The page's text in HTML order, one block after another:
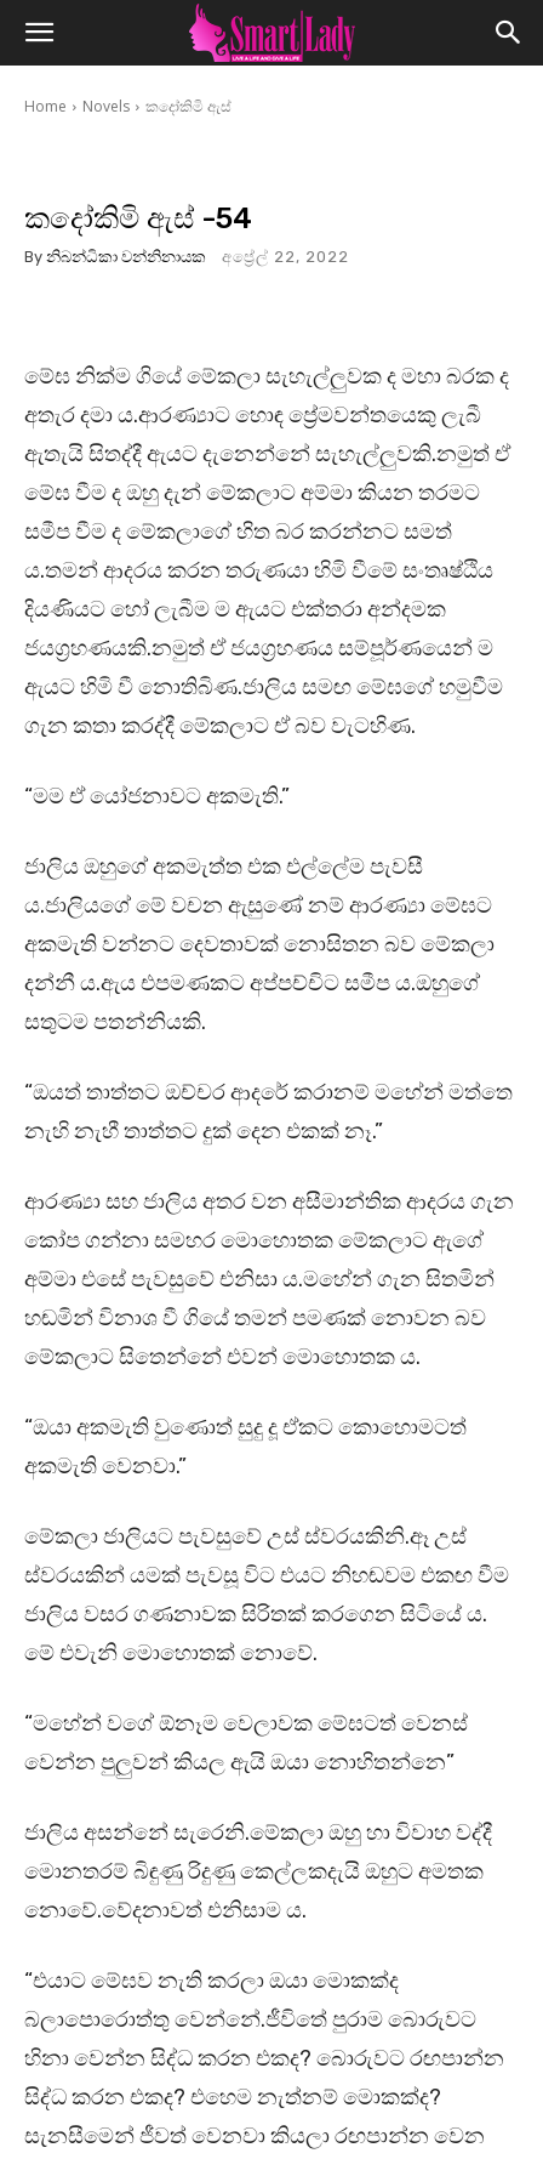
Home Novels කදෝකිමි ඇස්
කදෝකිමි ඇස් -54
By නිබන්ධිකා වන්නිනායක අප්‍රේල් 22, 2022
මේඝ නික්ම ගියේ මේකලා සැහැල්ලුවක ද මහා බරක ද
අතැර දමා ය.ආරණ්‍යාට හොඳ ප්‍රේමවන්තයෙකු ලැබී
ඇතැයි සිතද්දී ඇයට දැනෙන්නේ සැහැල්ලුවකි.නමුත් ඒ
මේඝ වීම ද ඔහු දැන් මේකලාට අම්මා කියන තරමට
සමීප වීම ද මේකලාගේ හිත බර කරන්නට සමත්
ය.තමන් ආදරය කරන තරුණයා හිමි වීමේ සංතෘෂ්ඨිය
දියණියට හෝ ලැබීම ම ඇයට එක්තරා අන්දමක
ජයග්‍රහණයකි.නමුත් ඒ ජයග්‍රහණය සම්පූර්ණයෙන් ම
ඇයට හිමි වී නොතිබිණ.ජාලිය සමඟ මේඝගේ හමුවීම
ගැන කතා කරද්දී මේකලාට ඒ බව වැටහිණ.
“මම ඒ යෝජනාවට අකමැති.”
ජාලිය ඔහුගේ අකමැත්ත එක එල්ලේම පැවසී
ය.ජාලියගේ මේ වචන ඇසුණේ නම් ආරණ්‍යා මේඝට
අකමැති වන්නට දෙවතාවක් නොසිතන බව මේකලා
දන්නී ය.ඇය එපමණකට අප්පච්චිට සමීප ය.ඔහුගේ
සතුටම පතන්නියකි.
“ඔයත් තාත්තට ඔච්චර ආදරේ කරානම් මහේන් මත්තෙ
නැහි නැහී තාත්තට දුක් දෙන එකක් නෑ.”
ආරණ්‍යා සහ ජාලිය අතර වන අසීමාන්තික ආදරය ගැන
කෝප ගන්නා සමහර මොහොතක මේකලාට ඇගේ
අම්මා එසේ පැවසුවේ එනිසා ය.මහේන් ගැන සිතමින්
හඬමින් විනාශ වී ගියේ තමන් පමණක් නොවන බව
මේකලාට සිතෙන්නේ එවන් මොහොතක ය.
“ඔයා අකමැති වුණොත් සුදු දූ ඒකට කොහොමටත්
අකමැති වෙනවා.”
මේකලා ජාලියට පැවසුවේ උස් ස්වරයකිනි.ඈ උස්
ස්වරයකින් යමක් පැවසූ විට එයට නිහඬවම එකඟ වීම
ජාලිය වසර ගණනාවක සිරිතක් කරගෙන සිටියේ ය.
මේ එවැනි මොහොතක් නොවේ.
“මහේන් වගේ ඕනෑම වෙලාවක මේඝටත් වෙනස්
වෙන්න පුලුවන් කියල ඇයි ඔයා නොහිතන්නෙ”
ජාලිය අසන්නේ සැරෙනි.මේකලා ඔහු හා විවාහ වද්දී
මොනතරම් බිඳුණු රිදුණු කෙල්ලකදැයි ඔහුට අමතක
නොවේ.වේදනාවත් එනිසාම ය.
“එයාට මේඝව නැති කරලා ඔයා මොකක්ද
බලාපොරොත්තු වෙන්නේ.ජීවිතේ පුරාම බොරුවට
හිනා වෙන්න සිද්ධ කරන එකද? බොරුවට රඟපාන්න
සිද්ධ කරන එකද? එහෙම නැත්නම් මොකක්ද?
සැනසීමෙන් ජීවත් වෙනවා කියලා රඟපාන්න වෙන